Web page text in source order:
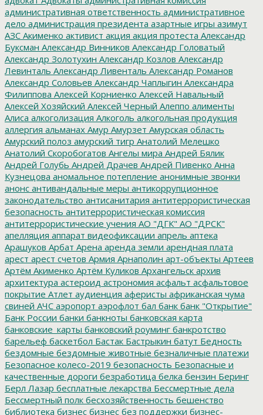
административная ответственность административное
дело администрация президента азартные игры азимут
АЗС Акименко активист акция акция протеста Александр
Буксман Александр Винников Александр Головатый
Александр Золотухин Александр Козлов Александр
Левинталь Александр Ливенталь Александр Романов
Александр Соловьев Александр Чаплыгин Александра
Филиппова Алексей Корниенко Алексей Навальный
Алексей Хозяйский Алексей Черный Алеппо алименты
Алиса алкоголизация Алкоголь алкогольная продукция
аллергия альманах Амур Амурзет Амурская область
Амурский полоз амурский тигр Анатолий Мелешко
Анатолий Скоробогатов Ангелы мира Андрей Бялик
Андрей Голубь Андрей Драчев Андрей Пивенко Анна
Кузнецова аномальное потепление анонимные звонки
анонс антивандальные меры антикоррупционное
законодательство антисанитария антитеррористическая
безопасность антитеррористическая комиссия
антитеррористические учения АО "ДГК" АО "ДРСК"
апелляция аппарат видеофиксации апрель аптека
Арашуков Арбат Арена аренда земли арендная плата
арест арест счетов Армия Арнаполин арт-объекты Артеев
Артём Акименко Артём Куликов Архангельск архив
архитектура астероид астрономия асфальт асфальтовое
покрытие Атлет аудиенция аферисты африканская чума
свиней АЧС аэропорт аэрофлот бал банк банк "Открытие"
Банк России банки банкноты банковская карта
банковские_карты банковский роуминг банкротство
барельеф баскетбол Бастак Бастрыкин батут Бедность
бездомные бездомные животные безналичные платежи
Безопасное колесо-2019 безопасность Безопасные и
качественные дороги безработица белка бензин Беринг
Берл Лазар бесплатные лекарства Бессмертные дела
Бессмертный полк бесхозяйственность бешенство
библиотека бизнес бизнес без поддержки бизнес-